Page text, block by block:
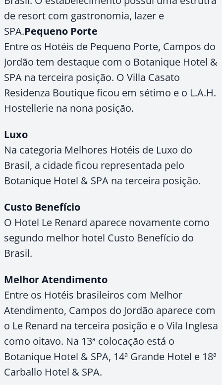
de resort com gastronomia, lazer e
SPA.Pequeno Porte
Entre os Hotéis de Pequeno Porte, Campos do
Jordão tem destaque com o Botanique Hotel &
SPA na terceira posição. O Villa Casato
Residenza Boutique ficou em sétimo e o L.A.H.
Hostellerie na nona posição.
Luxo
Na categoria Melhores Hotéis de Luxo do
Brasil, a cidade ficou representada pelo
Botanique Hotel & SPA na terceira posição.
Custo Benefício
O Hotel Le Renard aparece novamente como
segundo melhor hotel Custo Benefício do
Brasil.
Melhor Atendimento
Entre os Hotéis brasileiros com Melhor
Atendimento, Campos do Jordão aparece com
o Le Renard na terceira posição e o Vila Inglesa
como oitavo. Na 13ª colocação está o
Botanique Hotel & SPA, 14ª Grande Hotel e 18ª
Carballo Hotel & SPA.